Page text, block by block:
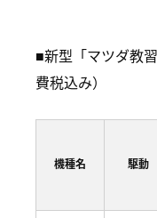
■新型「マツダ教
費税込み）
機種名 駆動